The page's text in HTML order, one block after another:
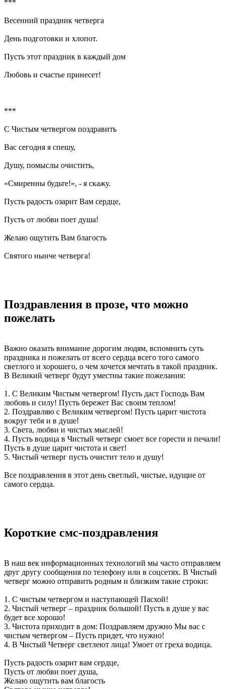
***
Весенний праздник четверга
День подготовки и хлопот.
Пусть этот праздник в каждый дом
Любовь и счастье принесет!
***
С Чистым четвергом поздравить
Вас сегодня я спешу,
Душу, помыслы очистить,
«Смиренны будьте!», - я скажу.
Пусть радость озарит Вам сердце,
Пусть от любви поет душа!
Желаю ощутить Вам благость
Святого нынче четверга!
Поздравления в прозе, что можно
пожелать
Важно оказать внимание дорогим людям, вспомнить суть
праздника и пожелать от всего сердца всего того самого
светлого и хорошего, о чем хочется мечтать в такой праздник.
В Великий четверг будут уместны такие пожелания:
1. С Великим Чистым четвергом! Пусть даст Господь Вам
любовь и силу! Пусть бережет Вас своим теплом!
2. Поздравляю с Великим четвергом! Пусть царит чистота
вокруг тебя и в душе!
3. Света, любви и чистых мыслей!
4. Пусть водица в Чистый четверг смоет все горести и печали!
Пусть в душе царит чистота и свет!
5. Чистый четверг пусть очистит тело и душу!
Все поздравления в этот день светлый, чистые, идущие от
самого сердца.
Короткие смс-поздравления
В наш век информационных технологий мы часто отправляем
друг другу сообщения по телефону или в соцсетях. В Чистый
четверг можно отправить родным и близким такие строки:
1. С чистым четвергом и наступающей Пасхой!
2. Чистый четверг – праздник большой! Пусть в душе у вас
будет все хорошо!
3. Чистота приходит в дом: Поздравляем дружно Мы вас с
чистым четвергом – Пусть придет, что нужно!
4. В Чистый Четверг светлеют лица! Умоет от греха водица.
Пусть радость озарит вам сердце,
Пусть от любви поет душа,
Желаю ощутить вам благость